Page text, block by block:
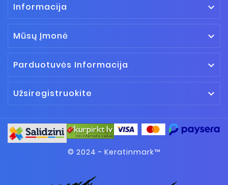
Informacija 
Mūsų Įmonė 
Parduotuvės Informacija 
Užsiregistruokite 
© 2024 - Keratinmark™